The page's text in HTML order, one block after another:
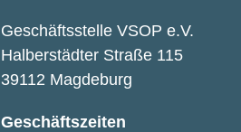
Geschäftsstelle VSOP e.V.
Halberstädter Straße 115
39112 Magdeburg
Geschäftszeiten